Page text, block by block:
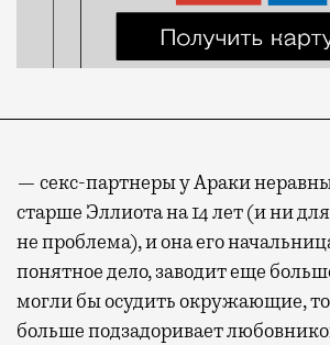
— секс-партнеры у Араки
старше Эллиота на 14 лет (и ни для
не проблема), и она его
понятное дело, заводит еще
могли бы осудить окружающие,
больше подзадоривает